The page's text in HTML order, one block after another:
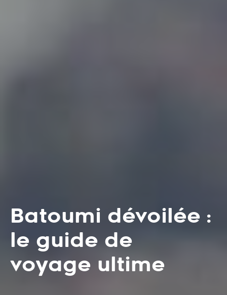
Batoumi dévoilée :
le guide de
voyage ultime